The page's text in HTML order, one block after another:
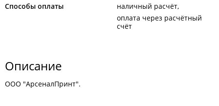
Способы оплаты
наличный расчёт
оплата через расчётный
счёт
Описание
ООО "АрсеналПринт".